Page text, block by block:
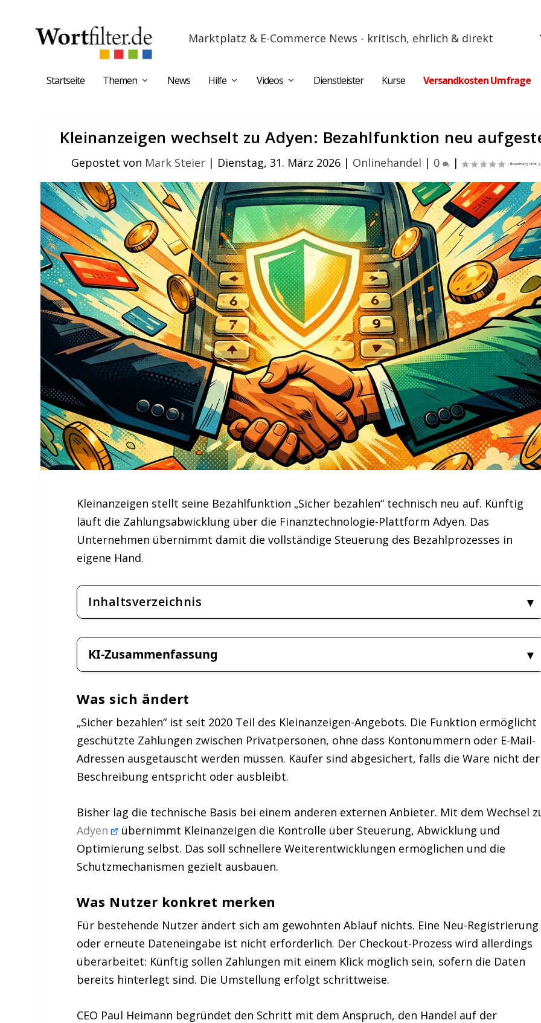
Marktplatz & E-Commerce News - kritisch, ehrlich & direkt
Startseite Themen News Hilfe Videos Dienstleister Kurse Versandkosten Umfrage
Kleinanzeigen wechselt zu Adyen: Bezahlfunktion neu
Gepostet von Mark Steier | Dienstag, 31. März 2026 | Onlinehandel | 0 |
Kleinanzeigen stellt seine Bezahlfunktion „Sicher bezahlen“ technisch neu auf. Künftig
läuft die Zahlungsabwicklung über die Finanztechnologie-Plattform Adyen. Das
Unternehmen übernimmt damit die vollständige Steuerung des Bezahlprozesses in
eigene Hand.
Inhaltsverzeichnis
KI-Zusammenfassung
Was sich ändert
„Sicher bezahlen“ ist seit 2020 Teil des Kleinanzeigen-Angebots. Die Funktion ermöglicht
geschützte Zahlungen zwischen Privatpersonen, ohne dass Kontonummern oder E-Mail-
Adressen ausgetauscht werden müssen. Käufer sind abgesichert, falls die Ware nicht der
Beschreibung entspricht oder ausbleibt.
Bisher lag die technische Basis bei einem anderen externen Anbieter. Mit dem Wechsel
Adyen
übernimmt Kleinanzeigen die Kontrolle über Steuerung, Abwicklung und
Optimierung selbst. Das soll schnellere Weiterentwicklungen ermöglichen und die
Schutzmechanismen gezielt ausbauen.
Was Nutzer konkret merken
Für bestehende Nutzer ändert sich am gewohnten Ablauf nichts. Eine Neu-Registrierung
oder erneute Dateneingabe ist nicht erforderlich. Der Checkout-Prozess wird allerdings
überarbeitet: Künftig sollen Zahlungen mit einem Klick möglich sein, sofern die Daten
bereits hinterlegt sind. Die Umstellung erfolgt schrittweise.
CEO Paul Heimann begründet den Schritt mit dem Anspruch, den Handel auf der